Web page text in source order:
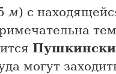
м) с
могут